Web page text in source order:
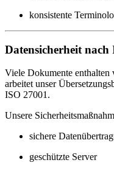
konsistente
Datensicherheit nach
Viele Dokumente
arbeitet unser
ISO 27001.
Unsere
sichere
geschützte Server